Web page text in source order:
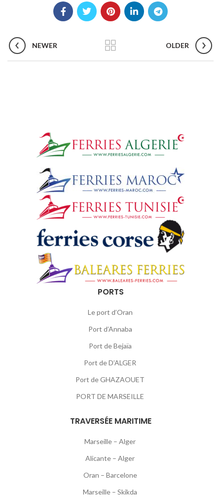
NEWER OLDER
PORTS
Le port d’Oran
Port d’Annaba
Port de Bejaïa
Port de D’ALGER
Port de GHAZAOUET
PORT DE MARSEILLE
TRAVERSÉE MARITIME
Marseille – Alger
Alicante – Alger
Oran – Barcelone
Marseille – Skikda